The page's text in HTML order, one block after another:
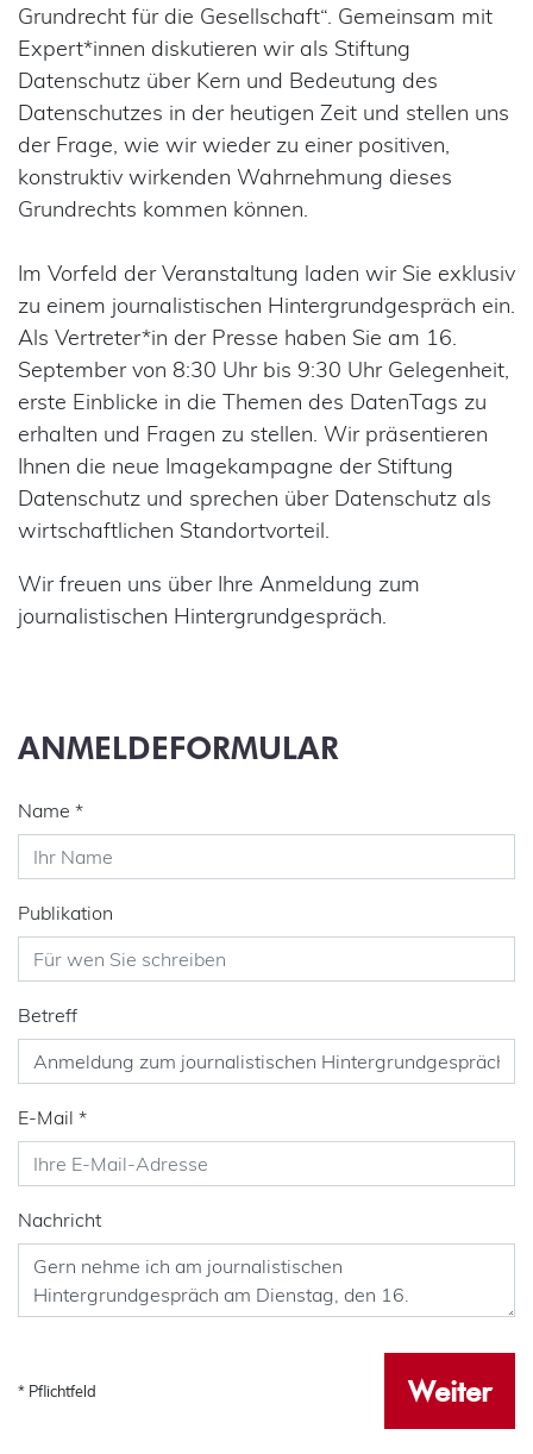
Grundrecht für die Gesellschaft“. Gemeinsam mit
Expert*innen diskutieren wir als Stiftung
Datenschutz über Kern und Bedeutung des
Datenschutzes in der heutigen Zeit und stellen uns
der Frage, wie wir wieder zu einer positiven,
konstruktiv wirkenden Wahrnehmung dieses
Grundrechts kommen können.
Im Vorfeld der Veranstaltung laden wir Sie exklusiv
zu einem journalistischen Hintergrundgespräch ein.
Als Vertreter*in der Presse haben Sie am 16.
September von 8:30 Uhr bis 9:30 Uhr Gelegenheit,
erste Einblicke in die Themen des DatenTags zu
erhalten und Fragen zu stellen. Wir präsentieren
Ihnen die neue Imagekampagne der Stiftung
Datenschutz und sprechen über Datenschutz als
wirtschaftlichen Standortvorteil.
Wir freuen uns über Ihre Anmeldung zum
journalistischen Hintergrundgespräch.
ANMELDEFORMULAR
Name *
Publikation
Betreff
E-Mail *
Nachricht
* Pflichtfeld Weiter